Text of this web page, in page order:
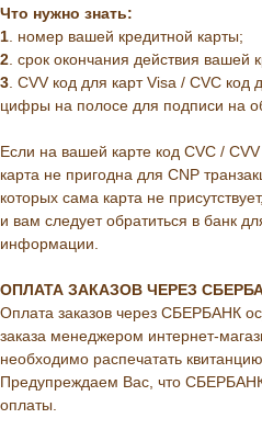
Что нужно знать:
1. номер вашей кредитной карты;
2. cрок окончания действия вашей
3. CVV код для карт Visa / CVC
цифры на полосе для подписи на
Если на вашей карте код CVC / CVV
карта не пригодна для CNP
которых сама карта не
и вам следует обратиться в банк
информации.
ОПЛАТА ЗАКАЗОВ ЧЕРЕЗ
Оплата заказов через СБЕРБАНК
заказа менеджером интернет-
необходимо распечатать
Предупреждаем Вас, что
оплаты.